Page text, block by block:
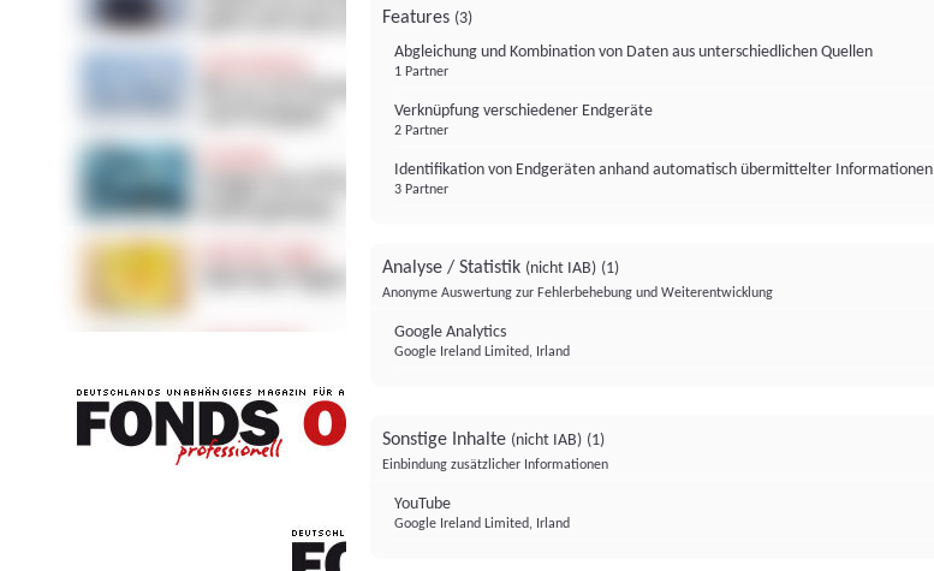
FONDS professionell
Features (3)
Abgleichung und Kombination von Daten aus unterschiedlichen Quellen
1 Partner
Verknüpfung verschiedener Endgeräte
2 Partner
Identifikation von Endgeräten anhand automatisch übermittelter Informationen
3 Partner
Analyse / Statistik (nicht IAB) (1)
Anonyme Auswertung zur Fehlerbehebung und Weiterentwicklung
Google Analytics
Google Ireland Limited, Irland
Sonstige Inhalte (nicht IAB) (1)
Einbindung zusätzlicher Informationen
YouTube
Google Ireland Limited, Irland